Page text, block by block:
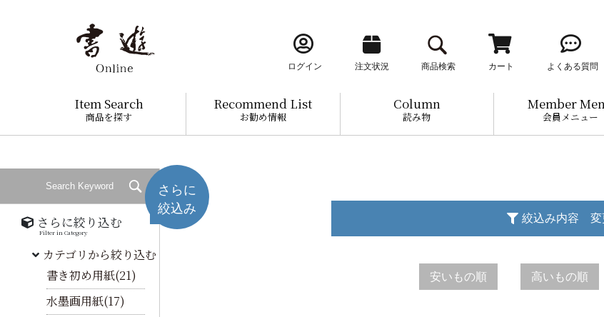
ログイン 注文状況 商品検索 カート よくある質問
Item Search
商品を探す
Recommend List
お勧め情報
Column
読み物
Member
会員メニュー
絞込み内容 変
安いもの順 高いもの順
さらに絞り込む
Filter in Category
さらに
絞込み
カテゴリから絞り込む
書き初め用紙(21)
水墨画用紙(17)